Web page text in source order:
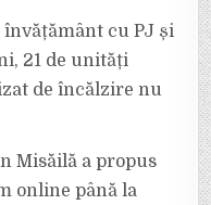
cu PJ și
21 de unități
de încălzire nu
Misăilă a propus
online până la